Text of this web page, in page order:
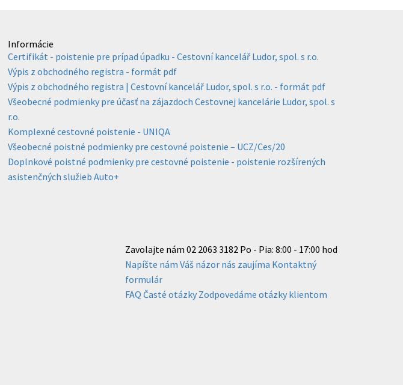
Informácie
Certifikát - poistenie pre prípad úpadku - Cestovní kancelář Ludor, spol. s r.o.
Výpis z obchodného registra - formát pdf
Výpis z obchodného registra | Cestovní kancelář Ludor, spol. s r.o. - formát pdf
Všeobecné podmienky pre účasť na zájazdoch Cestovnej kancelárie Ludor, spol. s
r.o.
Komplexné cestovné poistenie - UNIQA
Všeobecné poistné podmienky pre cestovné poistenie – UCZ/Ces/20
Doplnkové poistné podmienky pre cestovné poistenie - poistenie rozšírených
asistenčných služieb Auto+
Zavolajte nám 02 2063 3182 Po - Pia: 8:00 - 17:00 hod
Napíšte nám Váš názor nás zaujíma Kontaktný
formulár
FAQ Časté otázky Zodpovedáme otázky klientom